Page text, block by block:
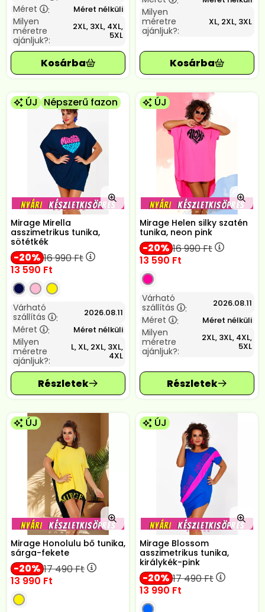
Méret
: Méret nélküli
Milyen
méretre
ajánljuk?:
2XL, 3XL, 4XL,
5XL
Milyen
méretre
ajánljuk?:
XL, 2XL, 3XL
ÚJ Népszerű fazon
Mirage Mirella
asszimetrikus tunika,
sötétkék
20 16 990Ft
13 590 Ft
Várható
szállítás
: 2026.08.11
Méret : Méret nélküli
Milyen
méretre
ajánljuk?:
L, XL, 2XL, 3XL,
4XL
ÚJ
Mirage Helen silky szatén
tunika, neon pink
20 16 990Ft
13 590 Ft
Várható
szállítás
: 2026.08.11
Méret : Méret nélküli
Milyen
méretre
ajánljuk?:
2XL, 3XL, 4XL,
5XL
ÚJ
Mirage Honolulu bő tunika,
sárga-fekete
20 17 490Ft
13 990 Ft
ÚJ
Mirage Blossom
asszimetrikus tunika,
királykék-pink
20 17 490Ft
13 990 Ft